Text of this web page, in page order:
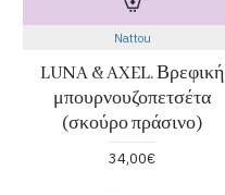
Nattou
LUNA & AXEL. Βρεφική
μπουρνουζοπετσέτα
(σκούρο πράσινο)
34,00€